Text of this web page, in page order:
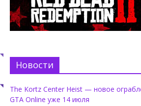
Новости
The Kortz Center Heist — новое
GTA Online уже 14 июля